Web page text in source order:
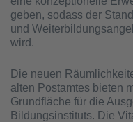
geben, sodass der
und
wird.
Die neuen
alten Postamtes bieten
Grundfläche für die
Bildungsinstituts. Die